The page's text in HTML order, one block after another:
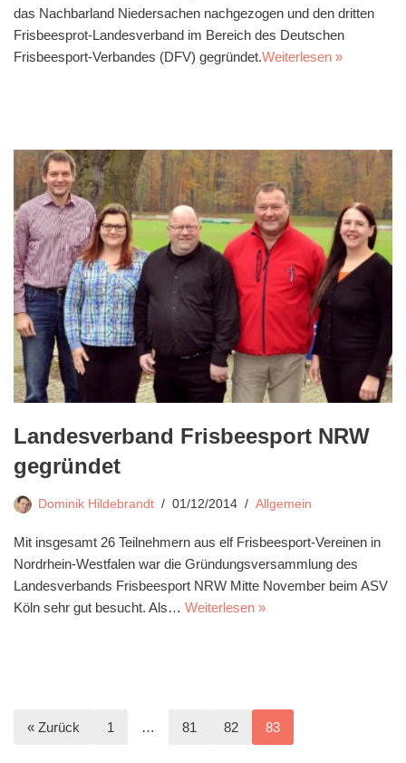
das Nachbarland Niedersachen nachgezogen und den dritten
Frisbeesprot-Landesverband im Bereich des Deutschen
Frisbeesport-Verbandes (DFV) gegründet.Weiterlesen »
Landesverband Frisbeesport NRW
gegründet
Dominik Hildebrandt 01/12/2014 Allgemein
Mit insgesamt 26 Teilnehmern aus elf Frisbeesport-Vereinen in
Nordrhein-Westfalen war die Gründungsversammlung des
Landesverbands Frisbeesport NRW Mitte November beim ASV
Köln sehr gut besucht. Als… Weiterlesen »
« Zurück 1 … 81 82 83